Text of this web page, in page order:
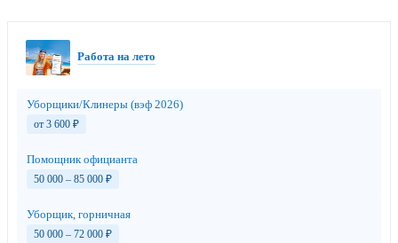
Работа на лето
Уборщики/Клинеры (вэф 2026)
от 3 600 ₽
Помощник официанта
50 000 – 85 000 ₽
Уборщик, горничная
50 000 – 72 000 ₽